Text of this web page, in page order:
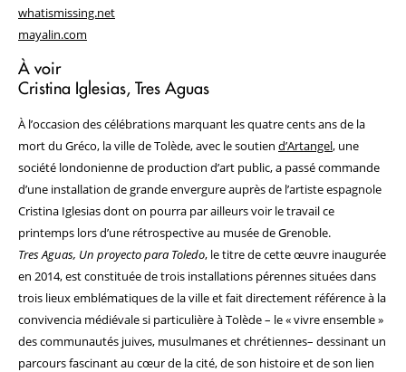
whatismissing.net
mayalin.com
À voir
Cristina Iglesias, Tres Aguas
À l’occasion des célébrations marquant les quatre cents ans de la
mort du Gréco, la ville de Tolède, avec le soutien d’Artangel, une
société londonienne de production d’art public, a passé commande
d’une installation de grande envergure auprès de l’artiste espagnole
Cristina Iglesias dont on pourra par ailleurs voir le travail ce
printemps lors d’une rétrospective au musée de Grenoble.
Tres Aguas, Un proyecto para Toledo, le titre de cette œuvre inaugurée
en 2014, est constituée de trois installations pérennes situées dans
trois lieux emblématiques de la ville et fait directement référence à la
convivencia médiévale si particulière à Tolède – le « vivre ensemble »
des communautés juives, musulmanes et chrétiennes– dessinant un
parcours fascinant au cœur de la cité, de son histoire et de son lien